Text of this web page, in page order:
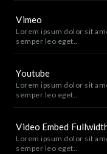
Vimeo
Lorem ipsum dolor sit
semper leo eget..
Youtube
Lorem ipsum dolor sit
semper leo eget..
Video Embed
Lorem ipsum dolor sit
semper leo eget..